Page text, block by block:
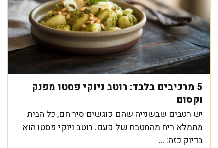
5 מרכיבים בלבד: רוטב ניוקי פסטו מפנק
וקסום
יש רטבים שבשנייה שהם פוגשים סיר חם, כל הבית
מתמלא ריח מהמטבח של פעם. רוטב ניוקי פסטו הוא
בדיוק כזה: ...